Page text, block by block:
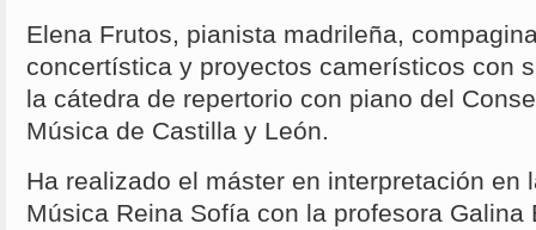
Elena Frutos, pianista madrileña,
concertística y proyectos camerísticos con
la cátedra de repertorio con piano del
Música de Castilla y León.
Ha realizado el máster en interpretación en
Música Reina Sofía con la profesora